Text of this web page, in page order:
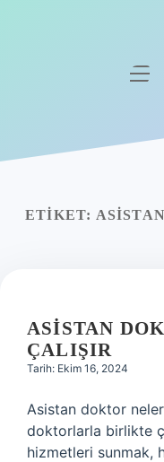
ETIKET:
ASISTAN
ÇALIŞIR
Tarih: Ekim 16, 2024
Asistan doktor neler
doktorlarla birlikte
hizmetleri sunmak,